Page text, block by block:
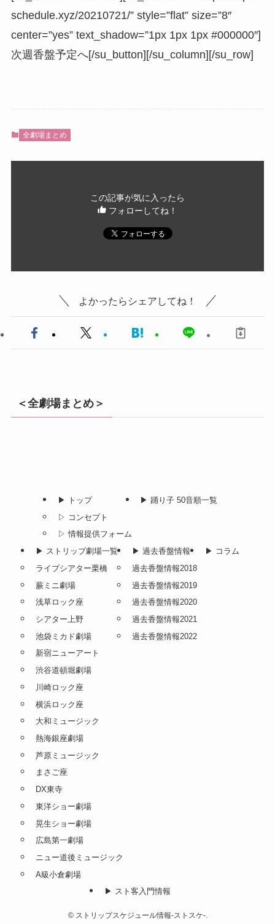
schedule.xyz/20210721/” style=”flat” size=”8″
center=”yes” text_shadow=”1px 1px 1px #000000″]
次週香盤予定へ[/su_button][/su_column][/su_row]
全劇場まとめ
この記事が気に入ったら
フォローしてね！
よかったらシェアしてね！
＜全劇場まとめ＞
▶︎ トップ
▷ コンセプト
▷ 情報提供フォーム
▶︎ 踊り子 50音順一覧
▶︎ ストリップ劇場一覧
ライブシアター栗橋
蕨ミニ劇場
浅草ロック座
シアター上野
池袋ミカド劇場
新宿ニューアート
渋谷道頓堀劇場
川崎ロック座
横浜ロック座
大和ミュージック
熱海銀座劇場
芦原ミュージック
まさご座
DX東寺
東洋ショー劇場
晃生ショー劇場
広島第一劇場
ニュー道後ミュージック
A級小倉劇場
▶︎ 過去香盤情報
過去香盤情報2018
過去香盤情報2019
過去香盤情報2020
過去香盤情報2021
過去香盤情報2022
▶︎ コラム
▶︎ スト客入門情報
©ストリップスケジュール情報-ストスケ-.